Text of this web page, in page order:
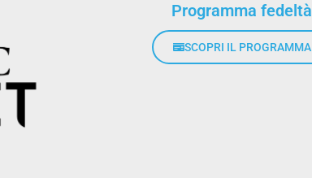
Programma fedeltà
SCOPRI IL PROGRAMMA